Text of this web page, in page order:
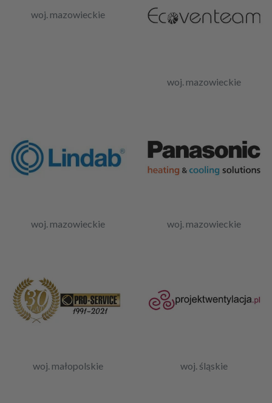
woj. mazowieckie
woj. mazowieckie
woj. mazowieckie woj. mazowieckie
woj. małopolskie woj. śląskie